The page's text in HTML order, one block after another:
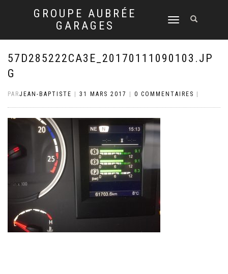
GROUPE AUBRÉE
GARAGES
DÉPLIER
NAVIGATION
57D285222CA3E_20170111090103.JP
G
PARJEAN-BAPTISTE 31 MARS 2017 0 COMMENTAIRES